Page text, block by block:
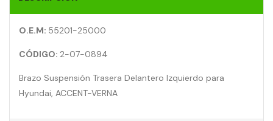
O.E.M: 55201-25000
CÓDIGO: 2-07-0894
Brazo Suspensión Trasera Delantero Izquierdo para
Hyundai, ACCENT-VERNA